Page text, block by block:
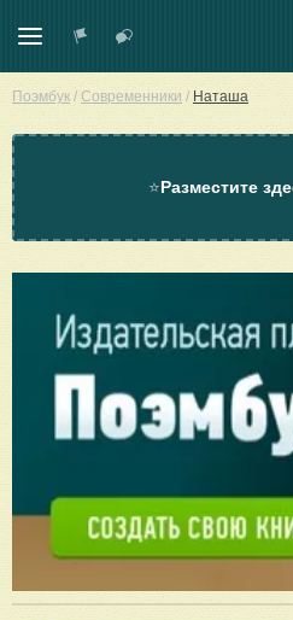
Поэмбук / Современники / Наташа
⭐Разместите